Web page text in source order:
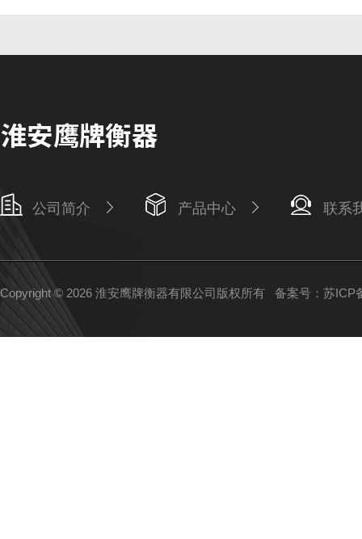
公司简介 产品中心 联系
Copyright © 2026 淮安鹰牌衡器有限公司版权所有 备案号：苏ICP